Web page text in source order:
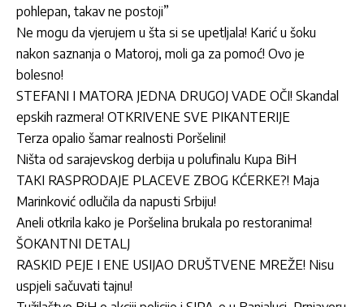
pohlepan, takav ne postoji”
Ne mogu da vjerujem u šta si se upetljala! Karić u šoku
nakon saznanja o Matoroj, moli ga za pomoć! Ovo je
bolesno!
STEFANI I MATORA JEDNA DRUGOJ VADE OČI! Skandal
epskih razmera! OTKRIVENE SVE PIKANTERIJE
Terza opalio šamar realnosti Poršelini!
Ništa od sarajevskog derbija u polufinalu Kupa BiH
TAKI RASPRODAJE PLACEVE ZBOG KĆERKE?! Maja
Marinković odlučila da napusti Srbiju!
Aneli otkrila kako je Poršelina brukala po restoranima!
ŠOKANTNI DETALJ
RASKID PEJE I ENE USIJAO DRUŠTVENE MREŽE! Nisu
uspjeli sačuvati tajnu!